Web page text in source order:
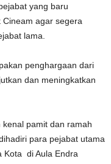
yang baru
agar segera
lama.
penghargaan dari
dan meningkatkan
pamit dan ramah
para pejabat utama
Kota di Aula Endra